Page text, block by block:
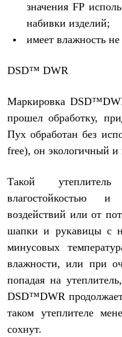
значения FP
набивки изделий;
имеет влажность
DSD™ DWR
Маркировка
прошел обработку,
Пух обработан без
free), он экологичный и
Такой утеплитель
влагостойкостью
воздействий или от
шапки и рукавицы с
минусовых
влажности, или при
попадая на
DSD™DWR
таком утеплителе
сохнут.